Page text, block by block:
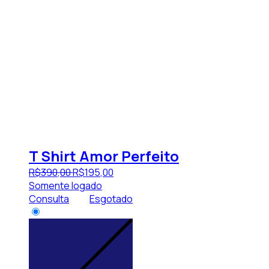
T Shirt Amor Perfeito
R$390,00R$195,00
Somente logado
Consulta
Esgotado